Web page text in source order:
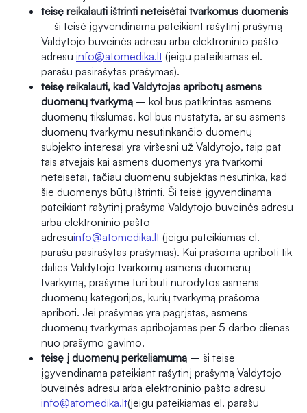
teisę reikalauti ištrinti neteisėtai tvarkomus duomenis
– ši teisė įgyvendinama pateikiant rašytinį prašymą
Valdytojo buveinės adresu arba elektroninio pašto
adresu info@atomedika.lt (jeigu pateikiamas el.
parašu pasirašytas prašymas).
teisę reikalauti, kad Valdytojas apribotų asmens
duomenų tvarkymą – kol bus patikrintas asmens
duomenų tikslumas, kol bus nustatyta, ar su asmens
duomenų tvarkymu nesutinkančio duomenų
subjekto interesai yra viršesni už Valdytojo, taip pat
tais atvejais kai asmens duomenys yra tvarkomi
neteisėtai, tačiau duomenų subjektas nesutinka, kad
šie duomenys būtų ištrinti. Ši teisė įgyvendinama
pateikiant rašytinį prašymą Valdytojo buveinės adresu
arba elektroninio pašto
adresuinfo@atomedika.lt (jeigu pateikiamas el.
parašu pasirašytas prašymas). Kai prašoma apriboti tik
dalies Valdytojo tvarkomų asmens duomenų
tvarkymą, prašyme turi būti nurodytos asmens
duomenų kategorijos, kurių tvarkymą prašoma
apriboti. Jei prašymas yra pagrįstas, asmens
duomenų tvarkymas apribojamas per 5 darbo dienas
nuo prašymo gavimo.
teisę į duomenų perkeliamumą – ši teisė
įgyvendinama pateikiant rašytinį prašymą Valdytojo
buveinės adresu arba elektroninio pašto adresu
info@atomedika.lt(jeigu pateikiamas el. parašu